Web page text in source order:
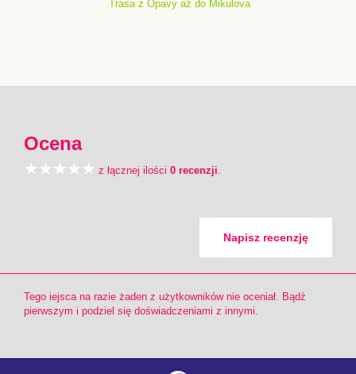
Trasa z Opavy aż do Mikulova
Ocena
z łącznej ilości 0 recenzji.
Napisz recenzję
Tego iejsca na razie żaden z użytkowników nie oceniał. Bądź
pierwszym i podziel się doświadczeniami z innymi.